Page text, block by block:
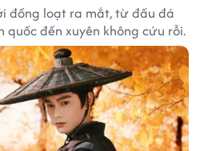
đồng loạt ra mắt, từ đấu đá
đến xuyên không cứu rỗi.